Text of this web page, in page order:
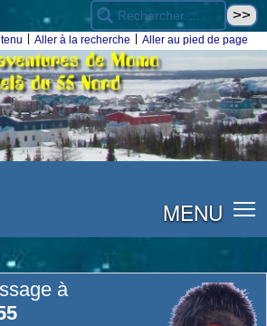
Aller à la recherche Aller au pied de page
MENU
à